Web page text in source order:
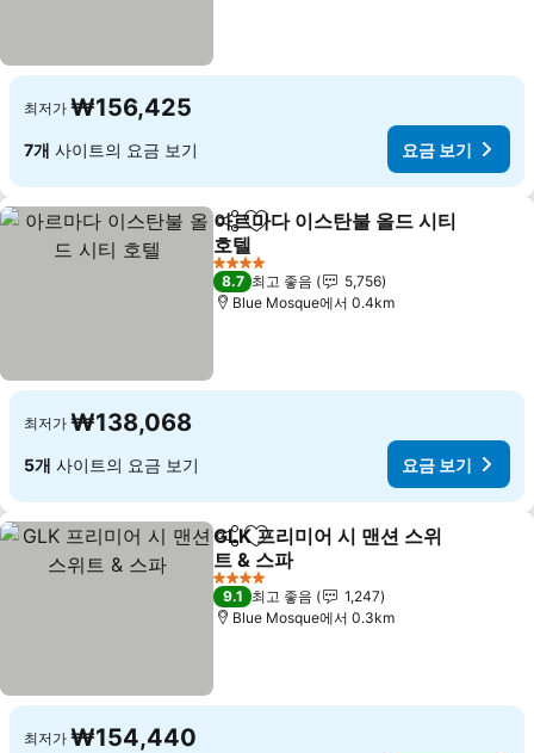
최저가 ₩156,425
7개 사이트의 요금 보기 요금 보기
공유 즐겨찾기에 추가
아르마다 이스탄불 올드 시티
호텔
4 성급
8.7 최고 좋음
5,756
Blue Mosque에서 0.4km
최저가 ₩138,068
5개 사이트의 요금 보기 요금 보기
공유 즐겨찾기에 추가
GLK 프리미어 시 맨션 스위
트 & 스파
4 성급
9.1 최고 좋음
1,247
Blue Mosque에서 0.3km
최저가 ₩154,440